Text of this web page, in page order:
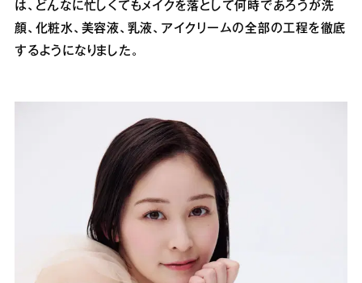
は、どんなに忙しくてもメイクを落として何時であろうが洗
顔、化粧水、美容液、乳液、アイクリームの全部の工程を徹底
するようになりました。